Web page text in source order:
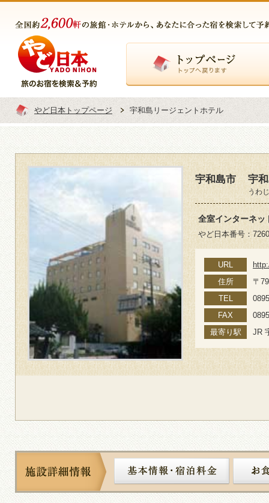
やど日本トップページ 宇和島リージェントホテル
宇和島市 宇
うわ
全室インターネッ
やど日本番号：
URL
住所
〒
TEL
FAX
最寄り駅
JR